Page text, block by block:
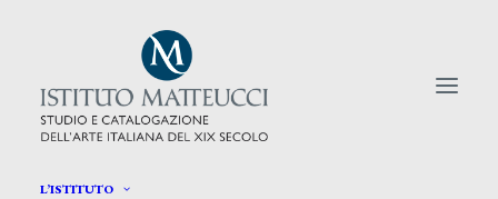
L’ISTITUTO